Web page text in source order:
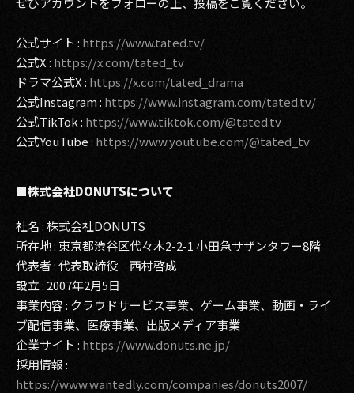
公式サイト : https://www.tated.tv/
公式X : https://x.com/tated_tv
ドラマ公式X : https://x.com/tated_drama
公式Instagram : https://www.instagram.com/tated.tv/
公式TikTok : https://www.tiktok.com/@tated.tv
公式YouTube : https://www.youtube.com/@tated_tv
■株式会社DONUTSについて
社名 : 株式会社DONUTS
所在地 : 東京都渋谷区代々木2-2-1 小田急サザンタワー8階
代表者 : 代表取締役 西村啓成
設立 : 2007年2月5日
事業内容 : クラウドサービス事業、ゲーム事業、動画・ライ
ブ配信事業、医療事業、出版メディア事業
企業サイト : https://www.donuts.ne.jp/
採用情報 :
https://www.wantedly.com/companies/donuts2007/